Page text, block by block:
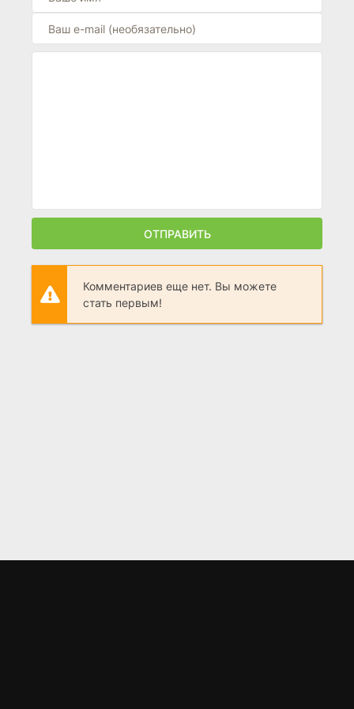
ОТПРАВИТЬ
Комментариев еще нет. Вы можете
стать первым!